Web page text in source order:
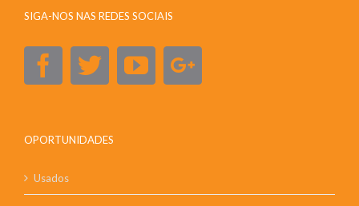
SIGA-NOS NAS REDES SOCIAIS
OPORTUNIDADES
Usados